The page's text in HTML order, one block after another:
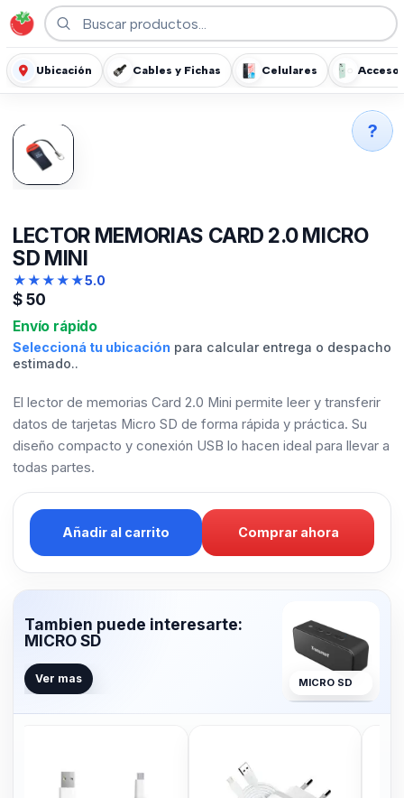
Ubicación Cables y Fichas Celulares
LECTOR MEMORIAS CARD 2.0 MICRO
SD MINI
★★★★★5.0
$50
Envío rápido
Seleccioná tu ubicación para calcular entrega o despacho
estimado..
El lector de memorias Card 2.0 Mini permite leer y transferir
datos de tarjetas Micro SD de forma rápida y práctica. Su
diseño compacto y conexión USB lo hacen ideal para llevar a
todas partes.
Añadir al carrito Comprar ahora
Tambien puede interesarte:
MICRO SD
Ver mas MICRO SD
?